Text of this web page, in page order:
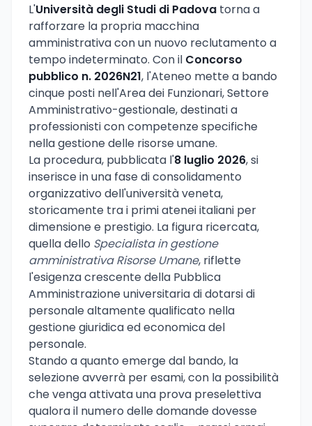
L'Università degli Studi di Padova torna a
rafforzare la propria macchina
amministrativa con un nuovo reclutamento a
tempo indeterminato. Con il Concorso
pubblico n. 2026N21, l'Ateneo mette a bando
cinque posti nell'Area dei Funzionari, Settore
Amministrativo-gestionale, destinati a
professionisti con competenze specifiche
nella gestione delle risorse umane.
La procedura, pubblicata l'8 luglio 2026, si
inserisce in una fase di consolidamento
organizzativo dell'università veneta,
storicamente tra i primi atenei italiani per
dimensione e prestigio. La figura ricercata,
quella dello Specialista in gestione
amministrativa Risorse Umane, riflette
l'esigenza crescente della Pubblica
Amministrazione universitaria di dotarsi di
personale altamente qualificato nella
gestione giuridica ed economica del
personale.
Stando a quanto emerge dal bando, la
selezione avverrà per esami, con la possibilità
che venga attivata una prova preselettiva
qualora il numero delle domande dovesse